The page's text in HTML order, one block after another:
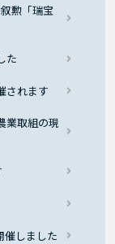
勲「瑞宝
た
されます
業取組の現
催しました